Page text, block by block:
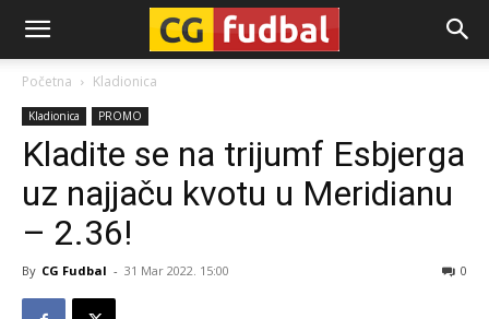
CG-
Fudbal
Početna Kladionica
Kladionica PROMO
Kladite se na trijumf Esbjerga
uz najjaču kvotu u Meridianu
– 2.36!
By CG Fudbal - 31 Mar 2022. 15:00 0